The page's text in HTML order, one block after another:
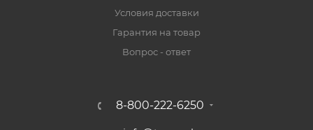
Условия доставки
Гарантия на товар
Вопрос - ответ
8-800-222-6250